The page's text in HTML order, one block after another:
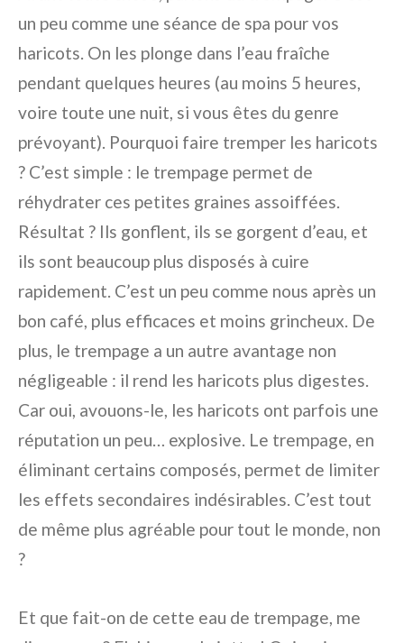
un peu comme une séance de spa pour vos
haricots. On les plonge dans l’eau fraîche
pendant quelques heures (au moins 5 heures,
voire toute une nuit, si vous êtes du genre
prévoyant). Pourquoi faire tremper les haricots
? C’est simple : le trempage permet de
réhydrater ces petites graines assoiffées.
Résultat ? Ils gonflent, ils se gorgent d’eau, et
ils sont beaucoup plus disposés à cuire
rapidement. C’est un peu comme nous après un
bon café, plus efficaces et moins grincheux. De
plus, le trempage a un autre avantage non
négligeable : il rend les haricots plus digestes.
Car oui, avouons-le, les haricots ont parfois une
réputation un peu… explosive. Le trempage, en
éliminant certains composés, permet de limiter
les effets secondaires indésirables. C’est tout
de même plus agréable pour tout le monde, non
?
Et que fait-on de cette eau de trempage, me